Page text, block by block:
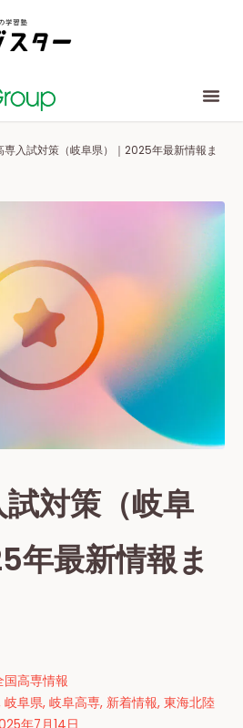
専入試対策（岐阜県）｜2025年最新情報ま
対策（岐阜
年最新情報ま
国高専情報
岐阜県, 岐阜高専, 新着情報, 東海北陸